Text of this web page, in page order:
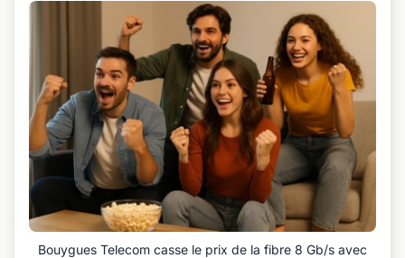
Bouygues Telecom casse le prix de la fibre 8 Gb/s avec